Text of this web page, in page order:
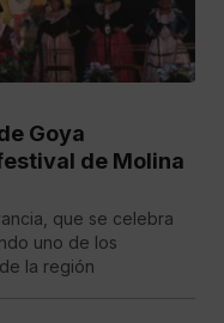
Goya
de Molina
que se celebra
uno de los
la región